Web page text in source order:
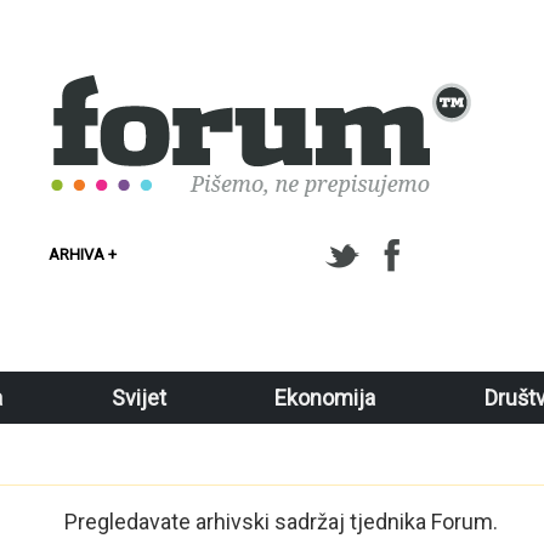
ARHIVA +
Svijet Ekonomija
Pregledavate arhivski sadržaj tjednika Forum.